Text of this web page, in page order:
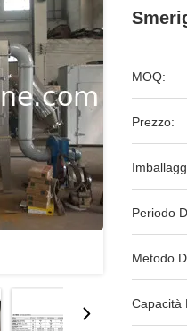
MOQ:
Prezzo:
Periodo
Metodo
Capacità